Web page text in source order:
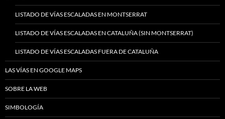
LISTADO DE VÍAS ESCALADAS EN MONTSERRAT
LISTADO DE VÍAS ESCALADAS EN CATALUÑA (SIN MONTSERRAT)
LISTADO DE VÍAS ESCALADAS FUERA DE CATALUÑA
LAS VÍAS EN GOOGLE MAPS
SOBRE LA WEB
SIMBOLOGÍA